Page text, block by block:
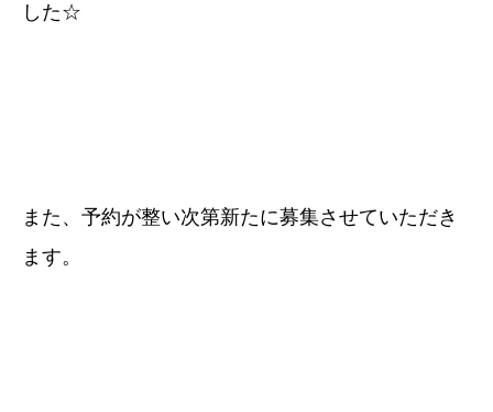
した☆
また、予約が整い次第新たに募集させていただき
ます。